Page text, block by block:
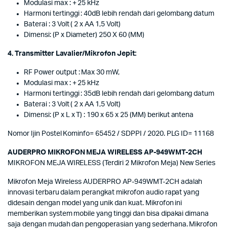
Modulasi max : + 25 kHz
Harmoni tertinggi : 40dB lebih rendah dari gelombang datum
Baterai : 3 Volt ( 2 x AA 1,5 Volt)
Dimensi: (P x Diameter) 250 X 60 (MM)
4. Transmitter Lavalier/Mikrofon Jepit:
RF Power output : Max 30 mW,
Modulasi max : + 25 kHz
Harmoni tertinggi : 35dB lebih rendah dari gelombang datum
Baterai : 3 Volt ( 2 x AA 1,5 Volt)
Dimensi: (P x L x T) : 190 x 65 x 25 (MM) berikut antena
Nomor Ijin Postel Kominfo= 65452 / SDPPI / 2020. PLG ID= 11168
AUDERPRO MIKROFON MEJA WIRELESS AP-949WMT-2CH
MIKROFON MEJA WIRELESS (Terdiri 2 Mikrofon Meja) New Series
Mikrofon Meja Wireless AUDERPRO AP-949WMT-2CH adalah
innovasi terbaru dalam perangkat mikrofon audio rapat yang
didesain dengan model yang unik dan kuat. Mikrofon ini
memberikan system mobile yang tinggi dan bisa dipakai dimana
saja dengan mudah dan pengoperasian yang sederhana. Mikrofon